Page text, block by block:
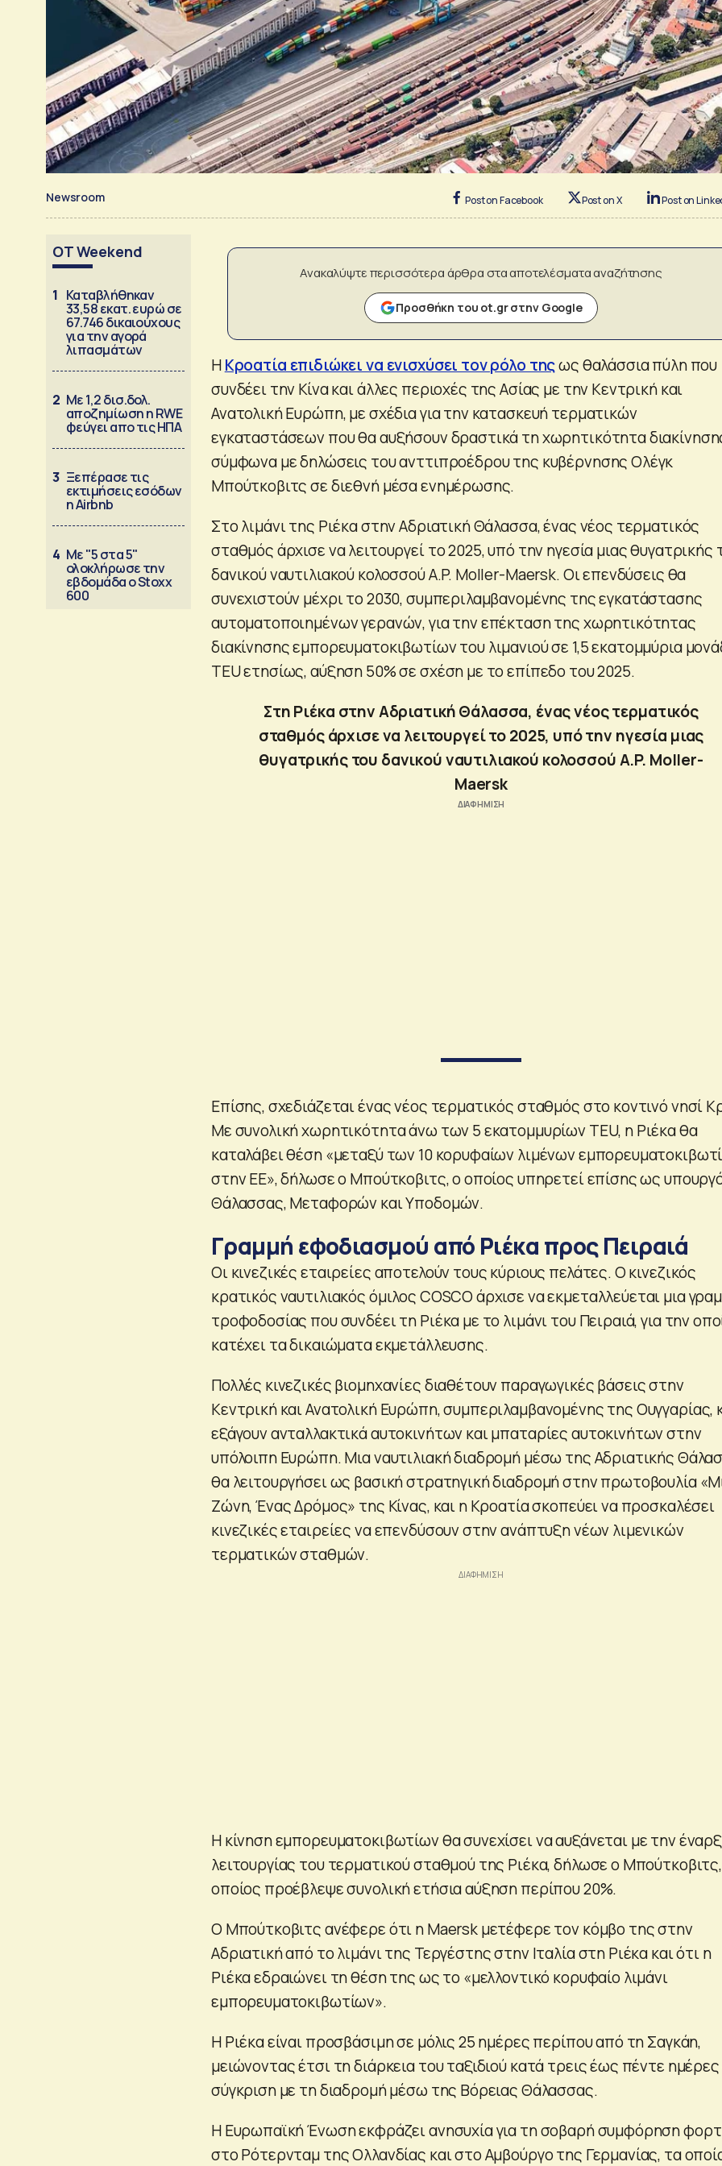
Newsroom Post on Facebook Post on X Post on
OT Weekend
1 Καταβλήθηκαν
33,58 εκατ. ευρώ σε
67.746 δικαιούχους
για την αγορά
λιπασμάτων
2 Με 1,2 δισ.δολ.
αποζημίωση η RWE
φεύγει απο τις ΗΠΑ
3 Ξεπέρασε τις
εκτιμήσεις εσόδων
η Airbnb
4 Με "5 στα 5"
ολοκλήρωσε την
εβδομάδα ο Stoxx
600
Ανακαλύψτε περισσότερα άρθρα στα αποτελέσματα αναζήτησης
Προσθήκη του ot.gr στην Google
ΗΚροατία επιδιώκει να ενισχύσει τον ρόλο τηςως θαλάσσια πύλη που
συνδέει την Κίνα και άλλες περιοχές της Ασίας με την Κεντρική και
Ανατολική Ευρώπη, με σχέδια για την κατασκευή τερματικών
εγκαταστάσεων που θα αυξήσουν δραστικά τη χωρητικότητα
σύμφωνα με δηλώσεις του ανττιπροέδρου της κυβέρνησης Ολέγκ
Μπούτκοβιτς σε διεθνή μέσα ενημέρωσης.
Στο λιμάνι της Ριέκα στην Αδριατική Θάλασσα, ένας νέος τερματικός
σταθμός άρχισε να λειτουργεί το 2025, υπό την ηγεσία μιας θυγατρικής
δανικού ναυτιλιακού κολοσσού A.P. Moller-Maersk. Οι επενδύσεις θα
συνεχιστούν μέχρι το 2030, συμπεριλαμβανομένης της εγκατάστασης
αυτοματοποιημένων γερανών, για την επέκταση της χωρητικότητας
διακίνησης εμπορευματοκιβωτίων του λιμανιού σε 1,5 εκατομμύρια
TEU ετησίως, αύξηση 50% σε σχέση με το επίπεδο του 2025.
Στη Ριέκα στην Αδριατική Θάλασσα, ένας νέος τερματικός
σταθμός άρχισε να λειτουργεί το 2025, υπό την ηγεσία μιας
θυγατρικής του δανικού ναυτιλιακού κολοσσού A.P. Moller-
Maersk
Επίσης, σχεδιάζεται ένας νέος τερματικός σταθμός στο κοντινό νησί
Με συνολική χωρητικότητα άνω των 5 εκατομμυρίων TEU, η Ριέκα θα
καταλάβει θέση «μεταξύ των 10 κορυφαίων λιμένων
στην ΕΕ», δήλωσε ο Μπούτκοβιτς, ο οποίος υπηρετεί επίσης ως
Θάλασσας, Μεταφορών και Υποδομών.
Γραμμή εφοδιασμού από Ριέκα προς Πειραιά
Οι κινεζικές εταιρείες αποτελούν τους κύριους πελάτες. Ο κινεζικός
κρατικός ναυτιλιακός όμιλος COSCO άρχισε να εκμεταλλεύεται μια
τροφοδοσίας που συνδέει τη Ριέκα με το λιμάνι του Πειραιά, για την
κατέχει τα δικαιώματα εκμετάλλευσης.
Πολλές κινεζικές βιομηχανίες διαθέτουν παραγωγικές βάσεις στην
Κεντρική και Ανατολική Ευρώπη, συμπεριλαμβανομένης της Ουγγαρίας,
εξάγουν ανταλλακτικά αυτοκινήτων και μπαταρίες αυτοκινήτων στην
υπόλοιπη Ευρώπη. Μια ναυτιλιακή διαδρομή μέσω της Αδριατικής
θα λειτουργήσει ως βασική στρατηγική διαδρομή στην πρωτοβουλία
Ζώνη, Ένας Δρόμος» της Κίνας, και η Κροατία σκοπεύει να προσκαλέσει
κινεζικές εταιρείες να επενδύσουν στην ανάπτυξη νέων λιμενικών
τερματικών σταθμών.
Η κίνηση εμπορευματοκιβωτίων θα συνεχίσει να αυξάνεται με την
λειτουργίας του τερματικού σταθμού της Ριέκα, δήλωσε ο
οποίος προέβλεψε συνολική ετήσια αύξηση περίπου 20%.
Ο Μπούτκοβιτς ανέφερε ότι η Maersk μετέφερε τον κόμβο της στην
Αδριατική από το λιμάνι της Τεργέστης στην Ιταλία στη Ριέκα και ότι η
Ριέκα εδραιώνει τη θέση της ως το «μελλοντικό κορυφαίο λιμάνι
εμπορευματοκιβωτίων».
Η Ριέκα είναι προσβάσιμη σε μόλις 25 ημέρες περίπου από τη Σαγκάη,
μειώνοντας έτσι τη διάρκεια του ταξιδιού κατά τρεις έως πέντε
σύγκριση με τη διαδρομή μέσω της Βόρειας Θάλασσας.
Η Ευρωπαϊκή Ένωση εκφράζει ανησυχία για τη σοβαρή συμφόρηση
στο Ρότερνταμ της Ολλανδίας και στο Αμβούργο της Γερμανίας, τα